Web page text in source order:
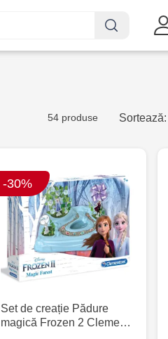
54 produse Sortează:
-30%
Set de creație Pădure
magică Frozen 2 Cleme…